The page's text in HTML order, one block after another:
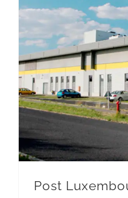
Post